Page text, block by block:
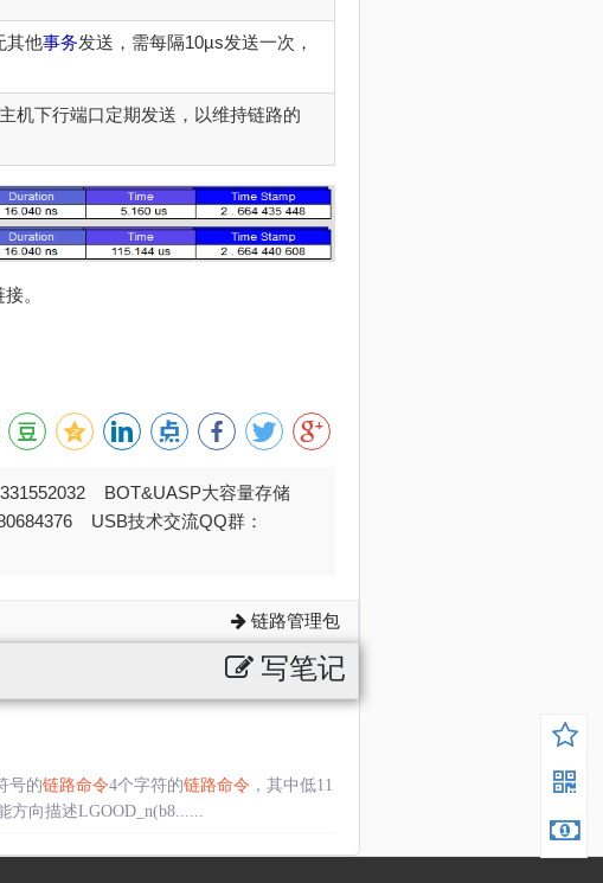
其他事务发送，需每隔10µs发送一次，
机下行端口定期发送，以维持链路的
。
BOT&UASP大容量存储
USB技术交流QQ群：
链路管理包
写笔记
号的链路命令4个字符的链路命令 ，其中低11
向描述LGOOD_n(b8......